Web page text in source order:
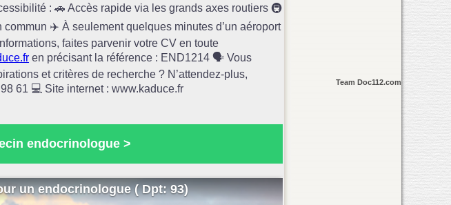
: 🚗 Accès rapide via les grands axes routiers 🚇
✈️ À seulement quelques minutes d’un aéroport
faites parvenir votre CV en toute
en précisant la référence : END1214 🗣️ Vous
et critères de recherche ? N’attendez-plus,
61 💻 Site internet : www.kaduce.fr
endocrinologue >
un endocrinologue ( Dpt: 93)
Team Doc112.com